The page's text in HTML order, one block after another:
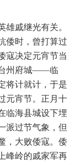
戚继光有关。
倭时，曾打算过
寇决定元宵节当
州府城——临
将计就计，于是
元宵节。正月十
临海县城设下埋
派过节气象，但
，大败倭寇。倭
峰岭的戚家军再